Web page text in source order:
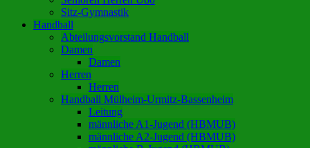
Sitz-Gymnastik
Handball
Abteilungsvorstand Handball
Damen
Damen
Herren
Herren
Handball Mülheim-Urmitz-Bassenheim
Leitung
männliche A1-Jugend (HBMUB)
männliche A2-Jugend (HBMUB)